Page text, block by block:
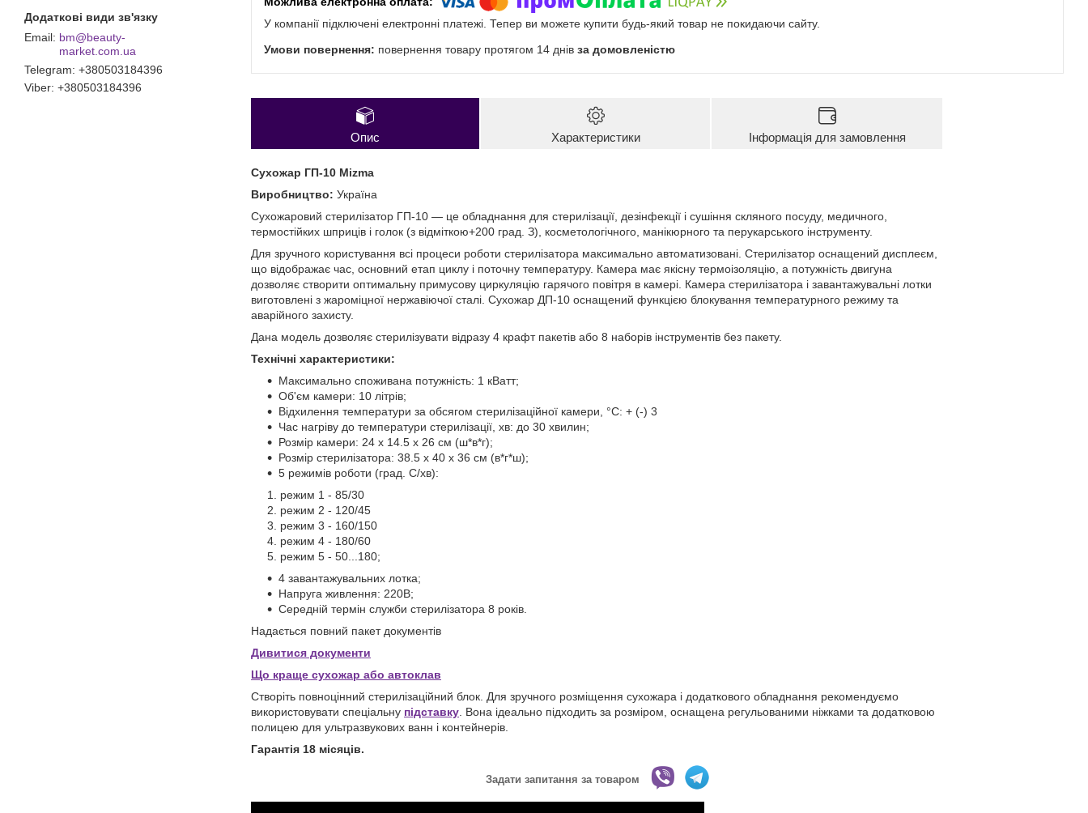
bm@beauty-
market.com.ua
Telegram +380503184396
Viber +380503184396
У компанії підключені електронні платежі. Тепер ви можете купити будь-який товар не покидаючи сайту.
повернення товару протягом 14 днів за домовленістю
Опис Характеристики Інформація для замовлення
Сухожар ГП-10 Mizma
Виробництво: Україна
Сухожаровий стерилізатор ГП-10 — це обладнання для стерилізації, дезінфекції і сушіння скляного посуду, медичного,
термостійких шприців і голок (з відміткою+200 град. З), косметологічного, манікюрного та перукарського інструменту.
Для зручного користування всі процеси роботи стерилізатора максимально автоматизовані. Стерилізатор оснащений дисплеєм,
що відображає час, основний етап циклу і поточну температуру. Камера має якісну термоізоляцію, а потужність двигуна
дозволяє створити оптимальну примусову циркуляцію гарячого повітря в камері. Камера стерилізатора і завантажувальні лотки
виготовлені з жароміцної нержавіючої сталі. Сухожар ДП-10 оснащений функцією блокування температурного режиму та
аварійного захисту.
Дана модель дозволяє стерилізувати відразу 4 крафт пакетів або 8 наборів інструментів без пакету.
Технічні характеристики:
Максимально споживана потужність: 1 кВатт;
Об'єм камери: 10 літрів;
Відхилення температури за обсягом стерилізаційної камери, °С: + (-) 3
Час нагріву до температури стерилізації, хв: до 30 хвилин;
Розмір камери: 24 х 14.5 х 26 см (ш*в*г);
Розмір стерилізатора: 38.5 x 40 x 36 см (в*г*ш);
5 режимів роботи (град. С/хв):
режим 1 - 85/30
режим 2 - 120/45
режим 3 - 160/150
режим 4 - 180/60
режим 5 - 50...180;
4 завантажувальних лотка;
Напруга живлення: 220В;
Середній термін служби стерилізатора 8 років.
Надається повний пакет документів
Дивитися документи
Що краще сухожар або автоклав
Створіть повноцінний стерилізаційний блок. Для зручного розміщення сухожара і додаткового обладнання рекомендуємо
використовувати спеціальну підставку. Вона ідеально підходить за розміром, оснащена регульованими ніжками та додатковою
полицею для ультразвукових ванн і контейнерів.
Гарантія 18 місяців.
Задати запитання за товаром